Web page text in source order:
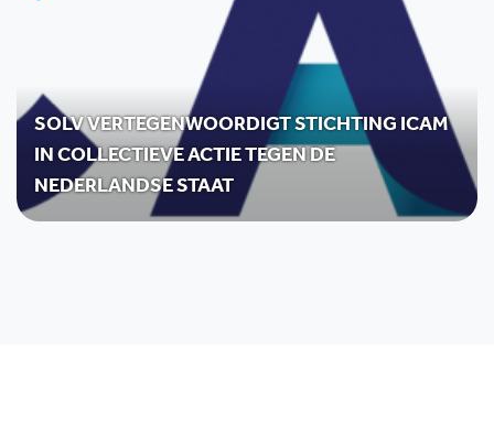
SOLV VERTEGENWOORDIGT STICHTING ICAM
IN COLLECTIEVE ACTIE TEGEN DE
NEDERLANDSE STAAT